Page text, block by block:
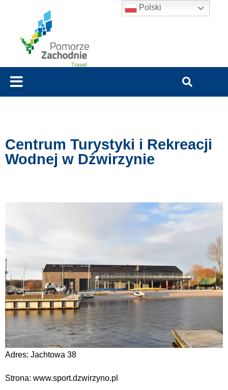
Centrum Turystyki i Rekreacji
Wodnej w Dźwirzynie
Adres: Jachtowa 38
Strona: www.sport.dzwirzyno.pl
Polski